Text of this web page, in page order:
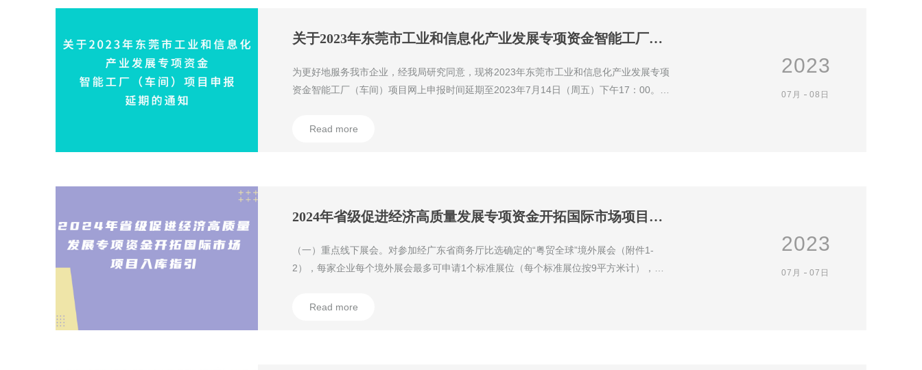
关于2023年东莞市工业和信息化产业发展专项资金智能工厂（车间）项目申报延期的通知
为更好地服务我市企业，经我局研究同意，现将2023年东莞市工业和信息化产业发展专项
资金智能工厂（车间）项目网上申报时间延期至2023年7月14日（周五）下午17：00。本
Read more
2023
07月 08日
2024年省级促进经济高质量发展专项资金开拓国际市场项目入库指引
（一）重点线下展会。对参加经广东省商务厅比选确定的“粤贸全球”境外展会（附件1-
2），每家企业每个境外展会最多可申请1个标准展位（每个标准展位按9平方米计），展
划分（附件1-4）。
Read more
2023
07月 07日